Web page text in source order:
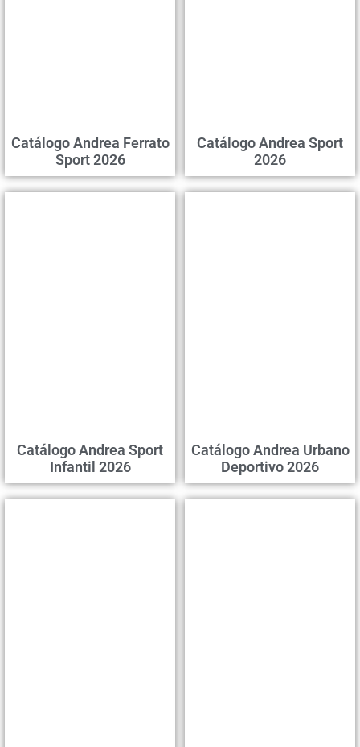
Catálogo Andrea Ferrato
Sport 2026
Catálogo Andrea Sport
2026
Catálogo Andrea Sport
Infantil 2026
Catálogo Andrea Urbano
Deportivo 2026